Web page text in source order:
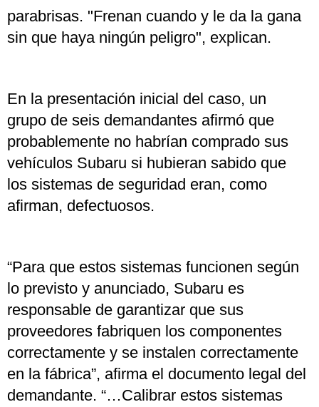
parabrisas. "Frenan cuando y le da la gana
sin que haya ningún peligro", explican.
En la presentación inicial del caso, un
grupo de seis demandantes afirmó que
probablemente no habrían comprado sus
vehículos Subaru si hubieran sabido que
los sistemas de seguridad eran, como
afirman, defectuosos.
“Para que estos sistemas funcionen según
lo previsto y anunciado, Subaru es
responsable de garantizar que sus
proveedores fabriquen los componentes
correctamente y se instalen correctamente
en la fábrica”, afirma el documento legal del
demandante. “…Calibrar estos sistemas